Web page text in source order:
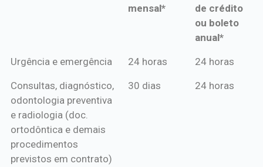
mensal*
de crédito
ou boleto
anual*
*Procedimentos Amil
*Pagamento
mensal*
*Pagamento
de crédito
Urgência e emergência 24 horas 24 horas
Consultas, diagnóstico,
odontologia preventiva
e radiologia (doc.
ortodôntica e demais
procedimentos
previstos em contrato)
30 dias 24 horas